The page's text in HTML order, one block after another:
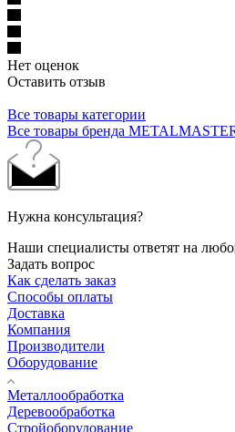
Нет оценок
Оставить отзыв
Все товары категории
Все товары бренда
Нужна консультация?
Наши специалисты ответят на
Задать вопрос
Как сделать заказ
Способы оплаты
Доставка
Компания
Производители
Оборудование
Металлообработка
Деревообработка
Стройоборудование